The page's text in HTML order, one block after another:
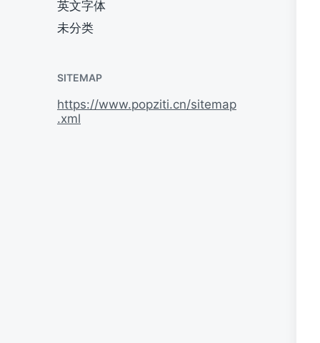
英文字体
未分类
SITEMAP
https://www.popziti.cn/sitemap
.xml